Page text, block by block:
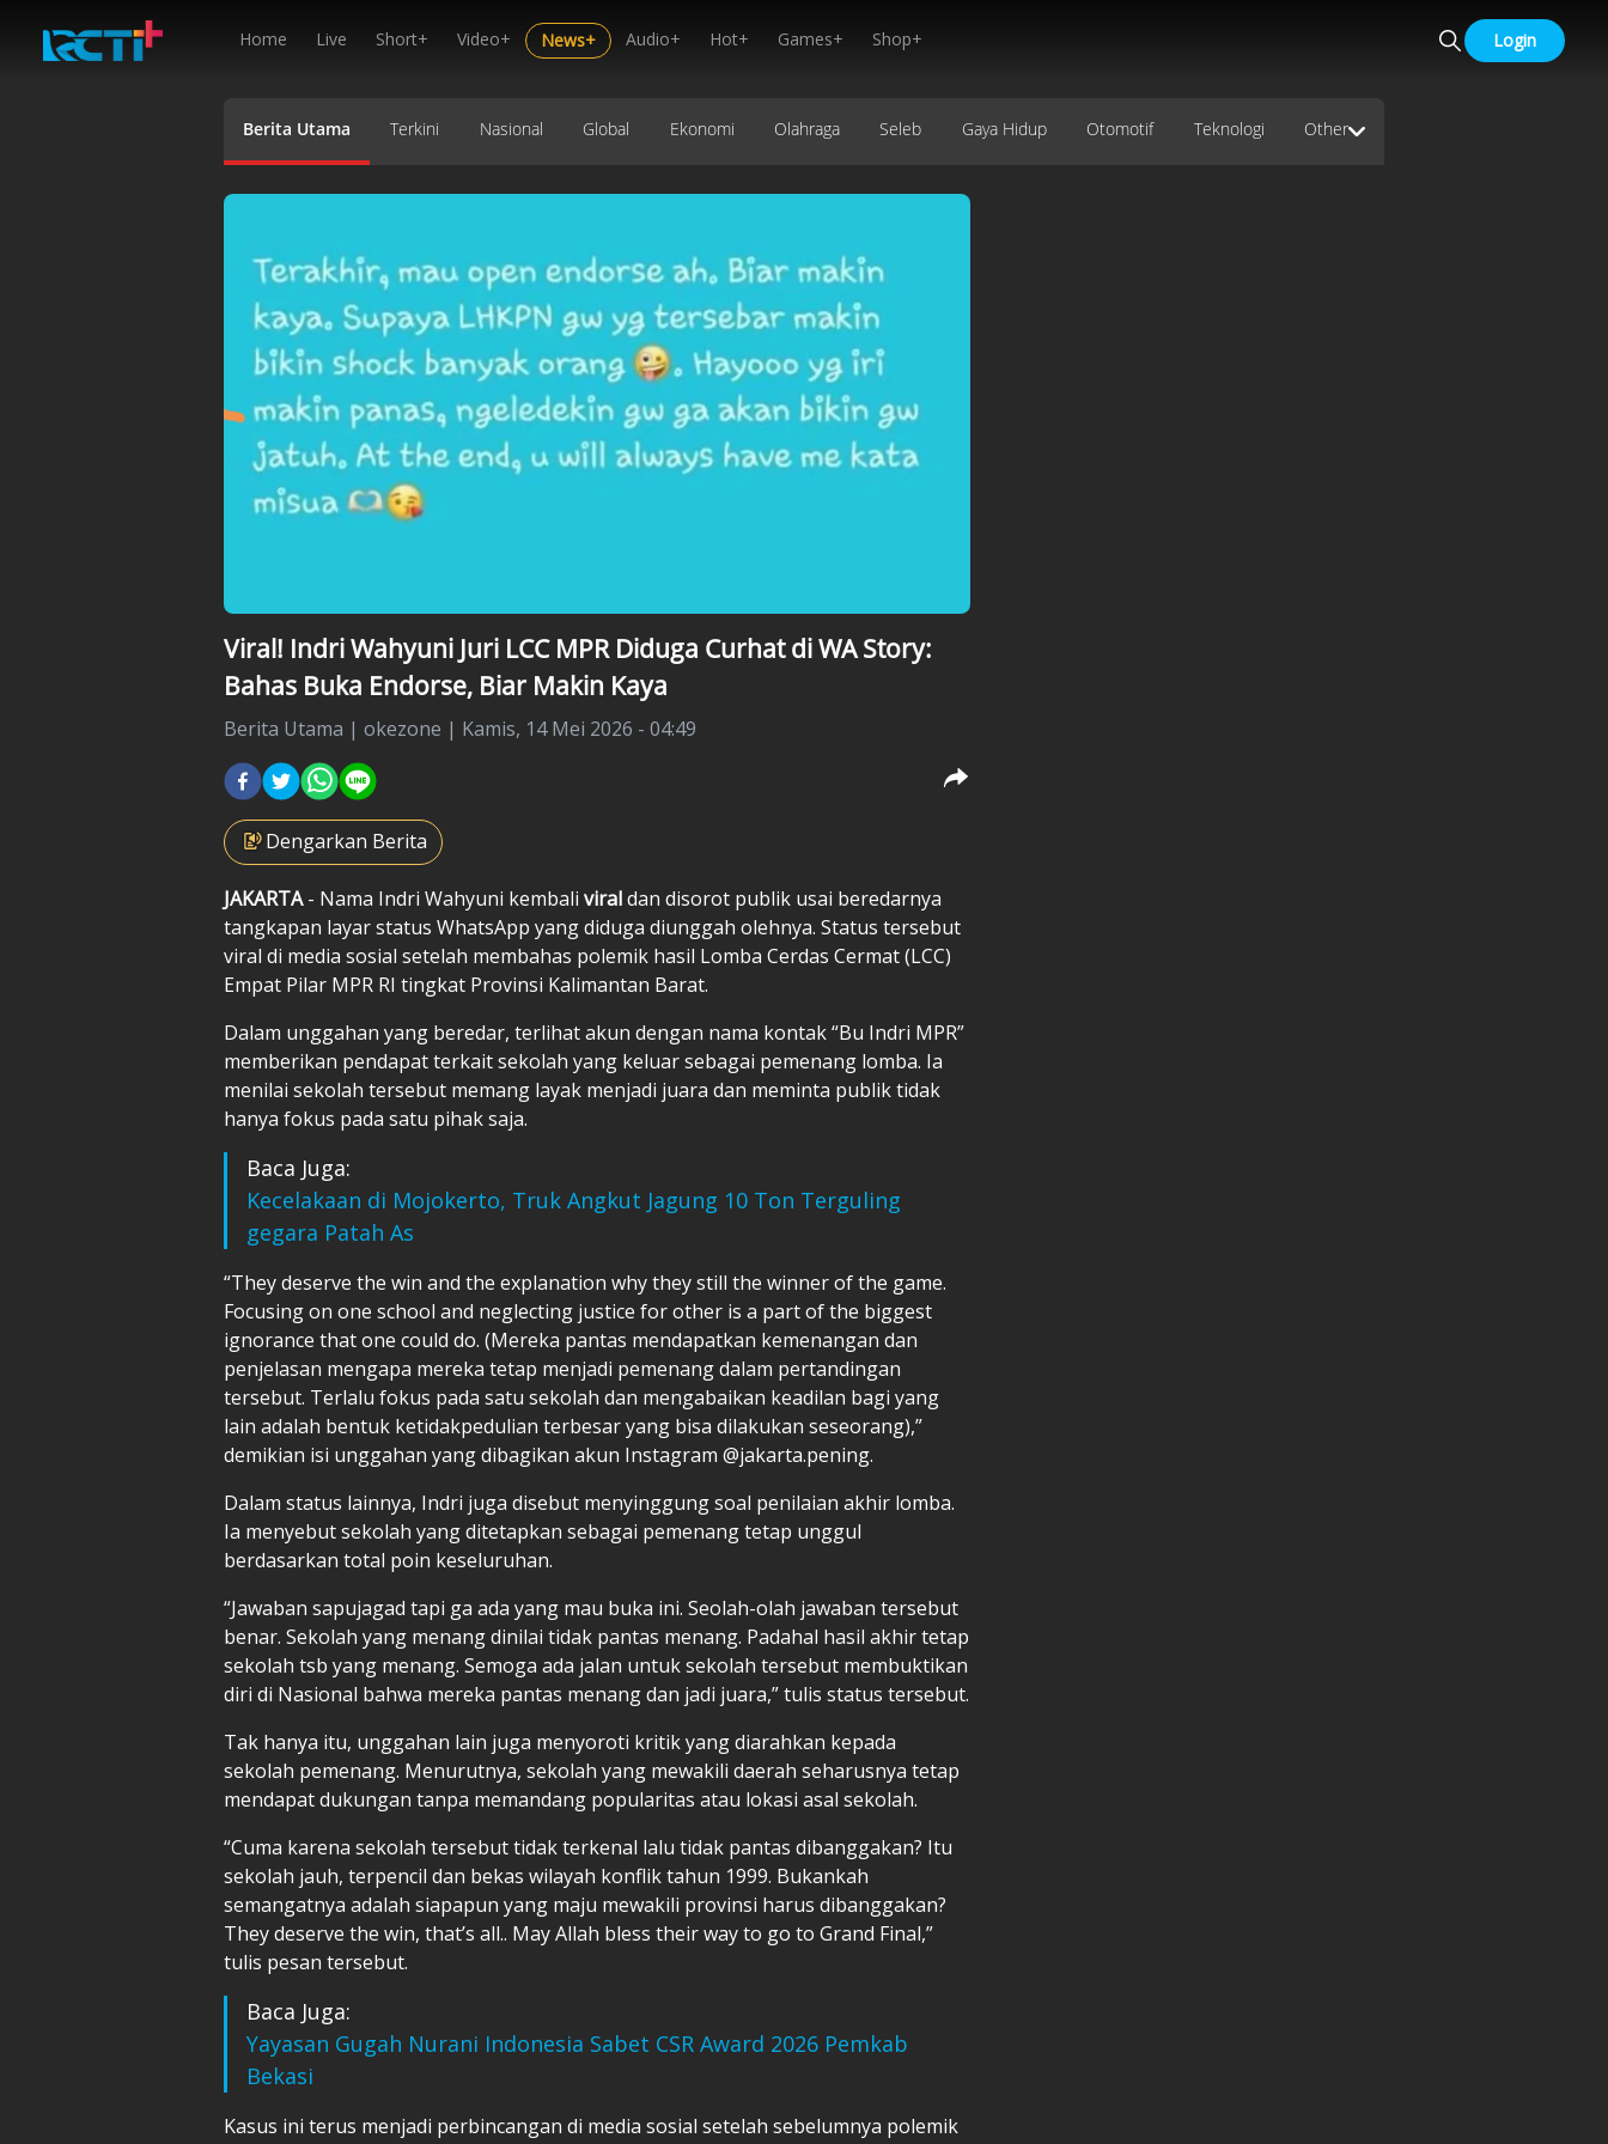
Home Live Short+ Video+ News+ Audio+ Hot+ Games+ Shop+ Login
Berita Utama Terkini Nasional Global Ekonomi Olahraga Seleb Gaya Hidup Otomotif Teknologi Other
Viral! Indri Wahyuni Juri LCC MPR Diduga Curhat di WA Story:
Bahas Buka Endorse, Biar Makin Kaya
Berita Utama | okezone | Kamis, 14 Mei 2026 - 04:49
Dengarkan Berita
JAKARTA- Nama Indri Wahyuni kembali viraldan disorot publik usai beredarnya
tangkapan layar status WhatsApp yang diduga diunggah olehnya. Status tersebut
viral di media sosial setelah membahas polemik hasil Lomba Cerdas Cermat (LCC)
Empat Pilar MPR RI tingkat Provinsi Kalimantan Barat.
Dalam unggahan yang beredar, terlihat akun dengan nama kontak “Bu Indri MPR”
memberikan pendapat terkait sekolah yang keluar sebagai pemenang lomba. Ia
menilai sekolah tersebut memang layak menjadi juara dan meminta publik tidak
hanya fokus pada satu pihak saja.
Baca Juga:
Kecelakaan di Mojokerto, Truk Angkut Jagung 10 Ton Terguling
gegara Patah As
“They deserve the win and the explanation why they still the winner of the game.
Focusing on one school and neglecting justice for other is a part of the biggest
ignorance that one could do. (Mereka pantas mendapatkan kemenangan dan
penjelasan mengapa mereka tetap menjadi pemenang dalam pertandingan
tersebut. Terlalu fokus pada satu sekolah dan mengabaikan keadilan bagi yang
lain adalah bentuk ketidakpedulian terbesar yang bisa dilakukan seseorang),”
demikian isi unggahan yang dibagikan akun Instagram @jakarta.pening.
Dalam status lainnya, Indri juga disebut menyinggung soal penilaian akhir lomba.
Ia menyebut sekolah yang ditetapkan sebagai pemenang tetap unggul
berdasarkan total poin keseluruhan.
“Jawaban sapujagad tapi ga ada yang mau buka ini. Seolah-olah jawaban tersebut
benar. Sekolah yang menang dinilai tidak pantas menang. Padahal hasil akhir tetap
sekolah tsb yang menang. Semoga ada jalan untuk sekolah tersebut membuktikan
diri di Nasional bahwa mereka pantas menang dan jadi juara,” tulis status tersebut.
Tak hanya itu, unggahan lain juga menyoroti kritik yang diarahkan kepada
sekolah pemenang. Menurutnya, sekolah yang mewakili daerah seharusnya tetap
mendapat dukungan tanpa memandang popularitas atau lokasi asal sekolah.
“Cuma karena sekolah tersebut tidak terkenal lalu tidak pantas dibanggakan? Itu
sekolah jauh, terpencil dan bekas wilayah konflik tahun 1999. Bukankah
semangatnya adalah siapapun yang maju mewakili provinsi harus dibanggakan?
They deserve the win, that’s all.. May Allah bless their way to go to Grand Final,”
tulis pesan tersebut.
Baca Juga:
Yayasan Gugah Nurani Indonesia Sabet CSR Award 2026 Pemkab
Bekasi
Kasus ini terus menjadi perbincangan di media sosial setelah sebelumnya polemik